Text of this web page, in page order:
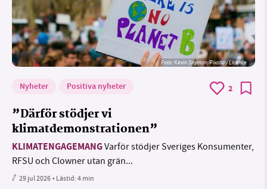
Foto:Kevin Snyman/Pixabay Licence
Nyheter Positiva nyheter 2
”Därför stödjer vi
klimatdemonstrationen”
KLIMATENGAGEMANGVarför stödjer Sveriges Konsumenter,
RFSU och Clowner utan grän...
29 jul 2026• Lästid:4 min